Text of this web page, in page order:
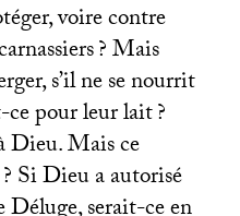
voire contre
? Mais
s’il ne se nourrit
ce pour leur lait?
Mais ce
? Si Dieu a autorisé